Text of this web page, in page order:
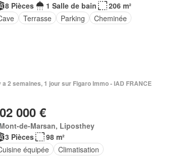
8 Pièces
1 Salle de bain
206 m²
Terrasse Parking Cheminée
a 2 semaines, 1 jour sur Figaro Immo - IAD FRANCE
000 €
de-Marsan, Liposthey
3 Pièces
98 m²
équipée
Climatisation